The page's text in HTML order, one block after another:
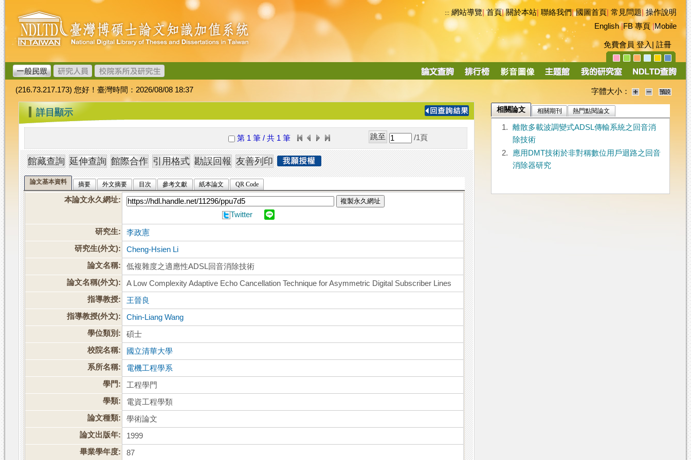
跳
到
主
要
內
容
臺
灣
博
碩
士
論
文
加
值
系
統
::: 網站導覽|首頁|關於本站 聯絡我們|國圖首頁 常見問題|操作說明
English|FB 專頁|Mobile
免費會員 登入 註冊
導
(216.73.217.173) 您好！臺灣時間：2026/08/08 18:37 字體大小：
::: 詳目顯示
第 1 筆 / 共 1 筆 /1 頁
論文基本資料 摘要 外文摘要 目次 參考文獻 紙本論文 QR Code
本論文永久網址: 複製永久網址
Twitter
研究生:
李政憲
研究生(外文):
Cheng-Hsien Li
論文名稱:
低複雜度之適應性ADSL回音消除技術
論文名稱(外文):
A Low Complexity Adaptive Echo Cancellation Technique for Asymmetric Digital Subscriber Lines
指導教授:
王晉良
指導教授(外文):
Chin-Liang Wang
學位類別:
碩士
校院名稱:
國立清華大學
系所名稱:
電機工程學系
學門:
工程學門
學類:
電資工程學類
論文種類:
學術論文
論文出版年:
1999
畢業學年度:
87
相關論文 相關期刊 熱門點閱論文
1.
離散多載波調變式ADSL傳輸系統之回音消
除技術
2.
應用DMT技術於非對稱數位用戶迴路之回音
消除器研究